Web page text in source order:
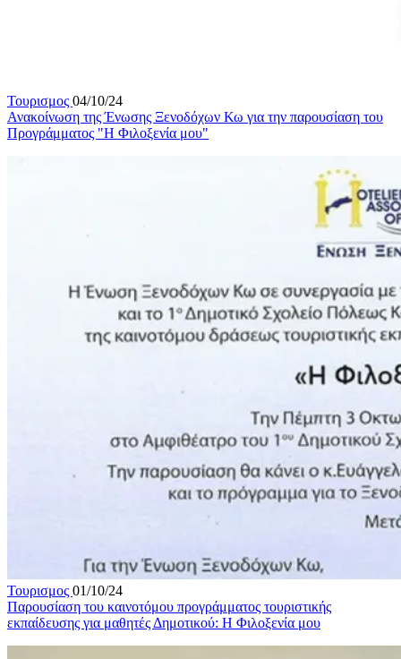
Τουρισμος 04/10/24
Ανακοίνωση της Ένωσης Ξενοδόχων Κω για την παρουσίαση του
Προγράμματος "Η Φιλοξενία μου"
Τουρισμος 01/10/24
Παρουσίαση του καινοτόμου προγράμματος τουριστικής
εκπαίδευσης για μαθητές Δημοτικού: Η Φιλοξενία μου